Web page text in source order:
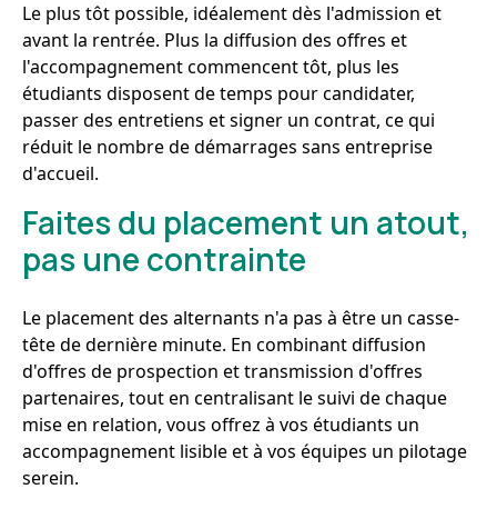
Le plus tôt possible, idéalement dès l'admission et
avant la rentrée. Plus la diffusion des offres et
l'accompagnement commencent tôt, plus les
étudiants disposent de temps pour candidater,
passer des entretiens et signer un contrat, ce qui
réduit le nombre de démarrages sans entreprise
d'accueil.
Faites du placement un atout,
pas une contrainte
Le placement des alternants n'a pas à être un casse-
tête de dernière minute. En combinant diffusion
d'offres de prospection et transmission d'offres
partenaires, tout en centralisant le suivi de chaque
mise en relation, vous offrez à vos étudiants un
accompagnement lisible et à vos équipes un pilotage
serein.